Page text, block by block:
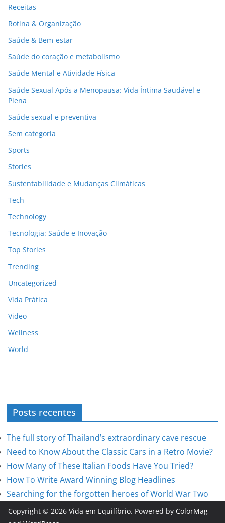
Receitas
Rotina & Organização
Saúde & Bem-estar
Saúde do coração e metabolismo
Saúde Mental e Atividade Física
Saúde Sexual Após a Menopausa: Vida Íntima Saudável e
Plena
Saúde sexual e preventiva
Sem categoria
Sports
Stories
Sustentabilidade e Mudanças Climáticas
Tech
Technology
Tecnologia: Saúde e Inovação
Top Stories
Trending
Uncategorized
Vida Prática
Video
Wellness
World
Posts recentes
The full story of Thailand’s extraordinary cave rescue
Need to Know About the Classic Cars in a Retro Movie?
How Many of These Italian Foods Have You Tried?
How To Write Award Winning Blog Headlines
Searching for the forgotten heroes of World War Two
Copyright © 2026 Vida em Equilíbrio. Powered by ColorMag